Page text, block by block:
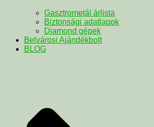
Gasztrometál árlista
Biztonsági adatlapok
Diamond gépek
Belvárosi Ajándékbolt
BLOG